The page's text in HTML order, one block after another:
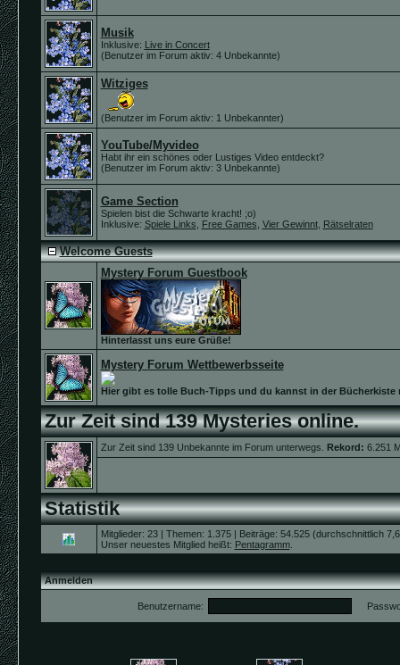
Musik
Inklusive: Live in Concert
(Benutzer im Forum aktiv: 4 Unbekannte)
Witziges
(Benutzer im Forum aktiv: 1 Unbekannter)
YouTube/Myvideo
Habt ihr ein schönes oder Lustiges Video entdeckt?
(Benutzer im Forum aktiv: 3 Unbekannte)
Game Section
Spielen bist die Schwarte kracht! ;o)
Inklusive: Spiele Links Free Games Vier Gewinnt, Rätselraten
Welcome Guests
Mystery Forum Guestbook
Hinterlasst uns eure Grüße!
Mystery Forum Wettbewerbsseite
Hier gibt es tolle Buch-Tipps und du kannst in der Bücherkiste
Zur Zeit sind 139 Mysteries online.
Zur Zeit sind 139 Unbekannte im Forum unterwegs. Rekord: 6.251
Statistik
Mitglieder: 23 | Themen: 1.375 | Beiträge: 54.525 (durchschnittlich
Unser neuestes Mitglied heißt: Pentagramm.
Anmelden
Benutzername: